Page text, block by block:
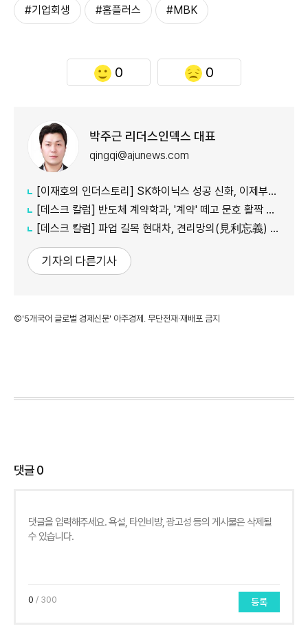
#기업회생 #홈플러스 #MBK
0 0
박주근 리더스인덱스 대표
qingqi@ajunews.com
[이재호의 인더스토리] SK하이닉스 성공 신화, 이제부터 진짜 시험대
[데스크 칼럼] 반도체 계약학과, '계약' 떼고 문호 활짝 열어야
[데스크 칼럼] 파업 길목 현대차, 견리망의(見利忘義) 새겨야
기자의 다른기사
©'5개국어 글로벌 경제신문' 아주경제. 무단전재·재배포 금지
댓글0
0 / 300 등록